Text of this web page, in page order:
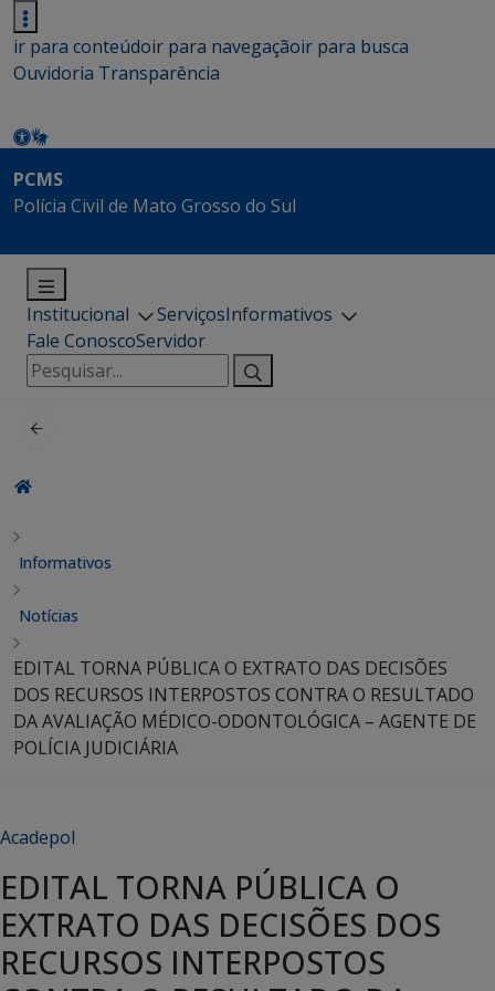
ir para conteúdoir para navegaçãoir para busca
Ouvidoria Transparência
PCMS
Polícia Civil de Mato Grosso do Sul
Institucional ServiçosInformativos
Fale ConoscoServidor
Pesquisar
por:
Informativos
Notícias
EDITAL TORNA PÚBLICA O EXTRATO DAS DECISÕES
DOS RECURSOS INTERPOSTOS CONTRA O RESULTADO
DA AVALIAÇÃO MÉDICO-ODONTOLÓGICA – AGENTE DE
POLÍCIA JUDICIÁRIA
Acadepol
EDITAL TORNA PÚBLICA O
EXTRATO DAS DECISÕES DOS
RECURSOS INTERPOSTOS